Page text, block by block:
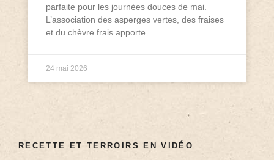
parfaite pour les journées douces de mai.
L’association des asperges vertes, des fraises
et du chèvre frais apporte
24 mai 2026
RECETTE ET TERROIRS EN VIDÉO